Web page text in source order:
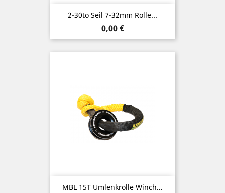
2-30to Seil 7-32mm Rolle...
Preis
0,00 €
MBL 15T Umlenkrolle Winch...